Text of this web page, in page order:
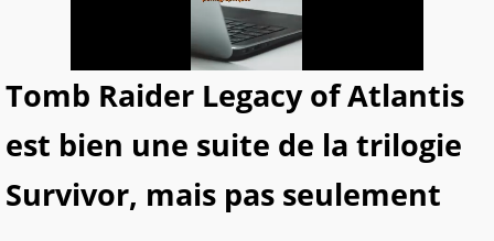
Tomb Raider Legacy of Atlantis
est bien une suite de la trilogie
Survivor, mais pas seulement